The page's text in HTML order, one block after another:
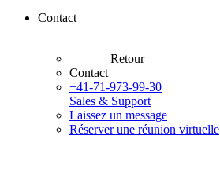
Contact
Retour
Contact
+41-71-973-99-30
Sales & Support
Laissez un message
Réserver une réunion virtuelle